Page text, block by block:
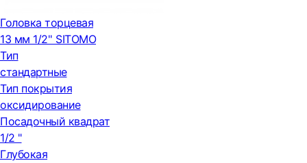
Головка торцевая
13 мм 1/2'' SITOMO
Тип
стандартные
Тип покрытия
оксидирование
Посадочный квадрат
1/2 "
Глубокая